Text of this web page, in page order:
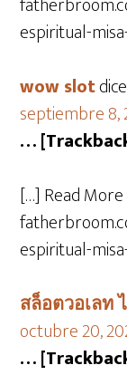
espiritual-
wow slot
septiembre 8,
…
[…] Read
espiritual-
สล็อตวอเลท
octubre 20,
…